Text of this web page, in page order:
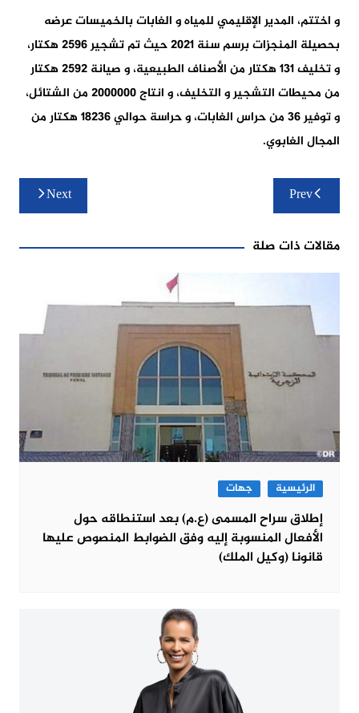
و اختتم، المدير الإقليمي للمياه و الغابات بالخميسات عرضه
بحصيلة المنجزات برسم سنة 2021 حيث تم تشجير 2596 هكتار،
و تخليف 131 هكتار من الأصناف الطبيعية، و صيانة 2592 هكتار
من محيطات التشجير و التخليف، و انتاج 2000000 من الشتائل،
و توفير 36 من حراس الغابات، و حراسة حوالي 18236 هكتار من
المجال الغابوي.
تصفّح
المقالات
Prev
Next
مقالات ذات صلة
الرئيسية جهات
إطلاق سراح المسمى (ع.م) بعد استنطاقه حول
الأفعال المنسوبة إليه وفق الضوابط المنصوص عليها
قانونا (وكيل الملك)